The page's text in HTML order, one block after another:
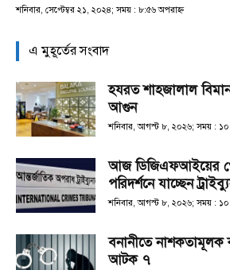
শনিবার, সেপ্টেম্বর ২১, ২০২৪; সময় : ৮:৫৬ অপরাহ্ণ
এ মুহূর্তের সংবাদ
হযরত শাহজালাল
আগুন
শনিবার, আগস্ট ৮, ২০২৬; সময় :
আজ ডিজিএফআইয়ের
পরিদর্শনে যাচ্ছেন
শনিবার, আগস্ট ৮, ২০২৬; সময় :
বনানীতে নাশকতামূলক
আটক ৭